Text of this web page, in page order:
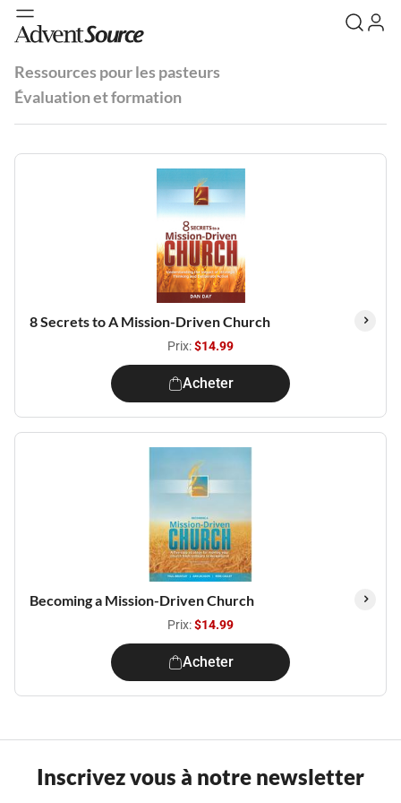
Ressources pour les pasteurs
Évaluation et formation
8 Secrets to A Mission-Driven Church
Prix:$14.99
Acheter
Becoming a Mission-Driven Church
Prix:$14.99
Acheter
Inscrivez vous à notre newsletter